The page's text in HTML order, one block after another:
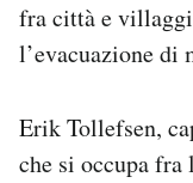
fra città e
l’evacuazione di
Erik Tollefsen,
che si occupa